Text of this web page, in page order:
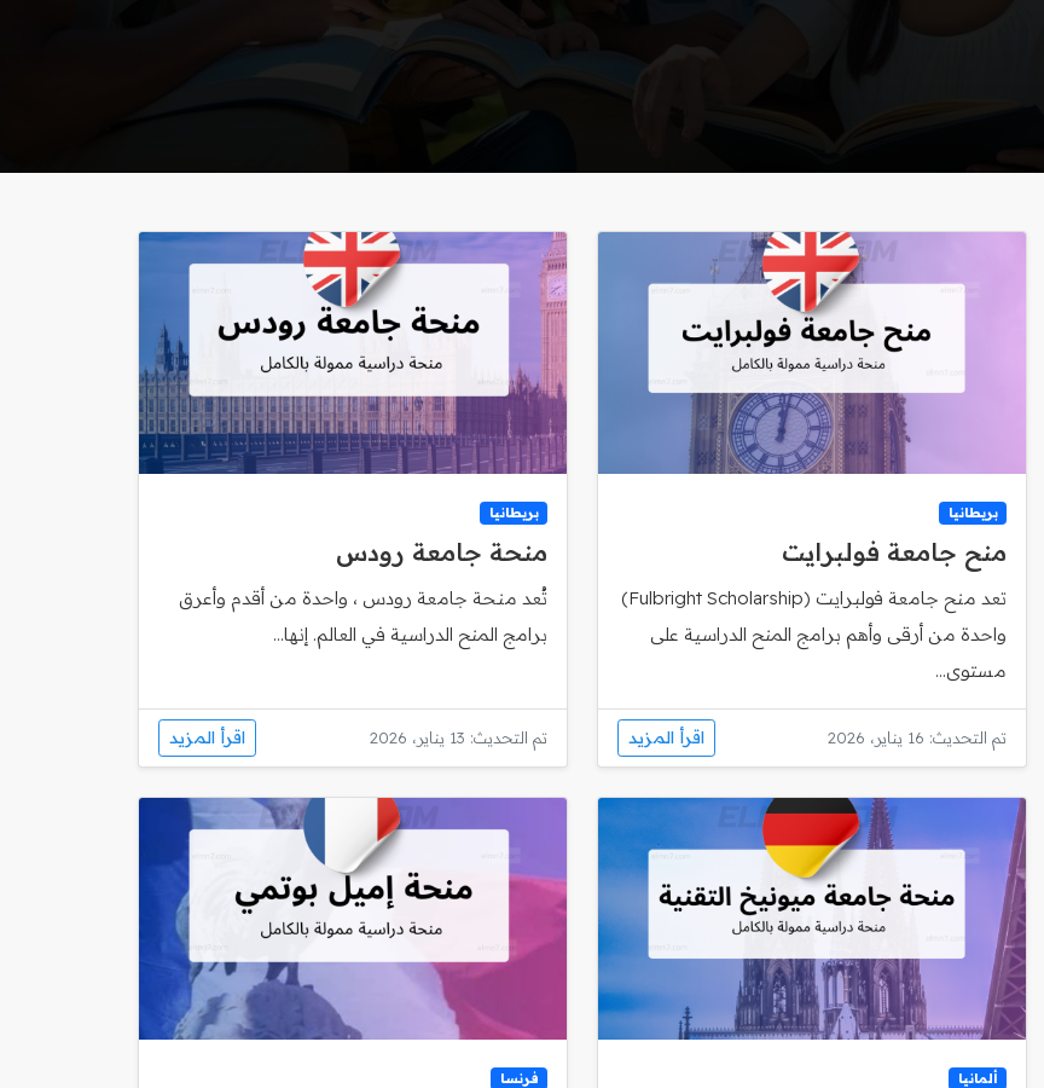
بريطانيا
منح جامعة فولبرايت
تعد منح جامعة فولبرايت (Fulbright Scholarship)
واحدة من أرقى وأهم برامج المنح الدراسية على
مستوى...
تم التحديث: 16 يناير، 2026 اقرأ المزيد
بريطانيا
منحة جامعة رودس
تُعد منحة جامعة رودس ، واحدة من أقدم وأعرق
برامج المنح الدراسية في العالم. إنها...
تم التحديث: 13 يناير، 2026 اقرأ المزيد
ألمانيا فرنسا